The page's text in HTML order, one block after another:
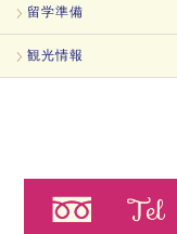
留学準備
観光情報